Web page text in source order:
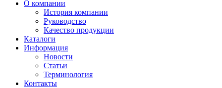
О компании
История компании
Руководство
Качество продукции
Каталоги
Информация
Новости
Статьи
Терминология
Контакты